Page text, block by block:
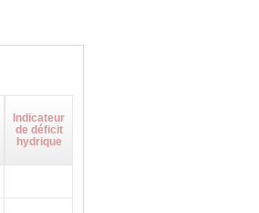
Indicateur
de déficit
hydrique